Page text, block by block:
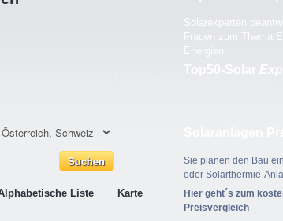
Liste Karte
Solarexperten
Fragen zum Thema
Energien.
Top50-Solar
Sie planen den Bau
oder Solarthermie-
Hier geht´s zum
Preisvergleich